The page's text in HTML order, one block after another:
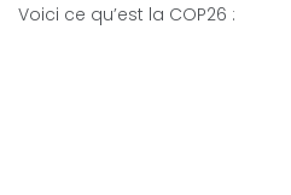
Voici ce qu’est la COP26 :